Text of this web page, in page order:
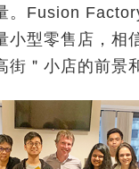
。Fusion
小型零售店，相
街＂小店的前景